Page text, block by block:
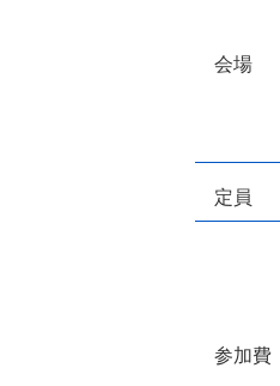
会場
定員
参加費